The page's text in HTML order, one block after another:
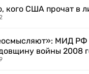
кого США прочат в
МИД РФ
войны 2008